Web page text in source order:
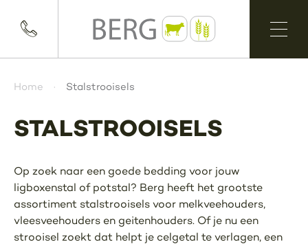
Home Stalstrooisels
STALSTROOISELS
Op zoek naar een goede bedding voor jouw
ligboxenstal of potstal? Berg heeft het grootste
assortiment stalstrooisels voor melkveehouders,
vleesveehouders en geitenhouders. Of je nu een
strooisel zoekt dat helpt je celgetal te verlagen, een